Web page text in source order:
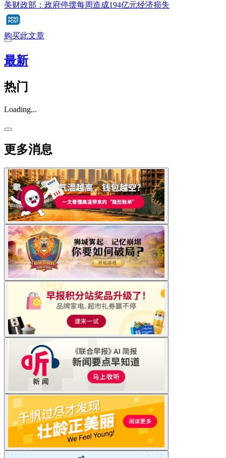
美财政部：政府停摆每周造成194亿元经济损失
购买此文章
最新
热门
Loading...
更多消息